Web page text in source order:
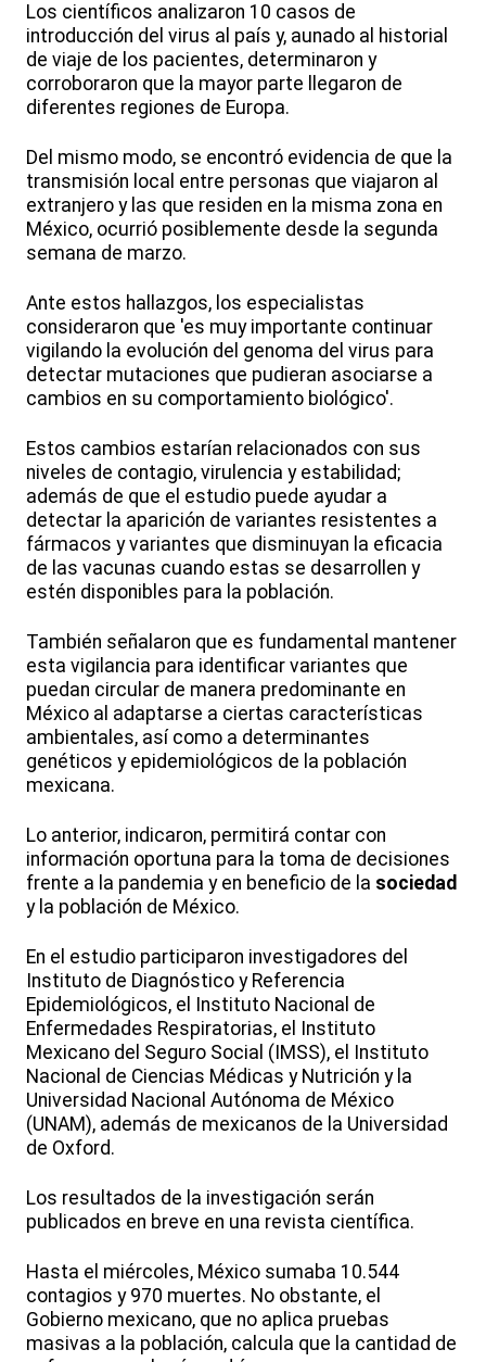
Los científicos analizaron 10 casos de
introducción del virus al país y, aunado al historial
de viaje de los pacientes, determinaron y
corroboraron que la mayor parte llegaron de
diferentes regiones de Europa.
Del mismo modo, se encontró evidencia de que la
transmisión local entre personas que viajaron al
extranjero y las que residen en la misma zona en
México, ocurrió posiblemente desde la segunda
semana de marzo.
Ante estos hallazgos, los especialistas
consideraron que 'es muy importante continuar
vigilando la evolución del genoma del virus para
detectar mutaciones que pudieran asociarse a
cambios en su comportamiento biológico'.
Estos cambios estarían relacionados con sus
niveles de contagio, virulencia y estabilidad;
además de que el estudio puede ayudar a
detectar la aparición de variantes resistentes a
fármacos y variantes que disminuyan la eficacia
de las vacunas cuando estas se desarrollen y
estén disponibles para la población.
También señalaron que es fundamental mantener
esta vigilancia para identificar variantes que
puedan circular de manera predominante en
México al adaptarse a ciertas características
ambientales, así como a determinantes
genéticos y epidemiológicos de la población
mexicana.
Lo anterior, indicaron, permitirá contar con
información oportuna para la toma de decisiones
frente a la pandemia y en beneficio de la sociedad
y la población de México.
En el estudio participaron investigadores del
Instituto de Diagnóstico y Referencia
Epidemiológicos, el Instituto Nacional de
Enfermedades Respiratorias, el Instituto
Mexicano del Seguro Social (IMSS), el Instituto
Nacional de Ciencias Médicas y Nutrición y la
Universidad Nacional Autónoma de México
(UNAM), además de mexicanos de la Universidad
de Oxford.
Los resultados de la investigación serán
publicados en breve en una revista científica.
Hasta el miércoles, México sumaba 10.544
contagios y 970 muertes. No obstante, el
Gobierno mexicano, que no aplica pruebas
masivas a la población, calcula que la cantidad de